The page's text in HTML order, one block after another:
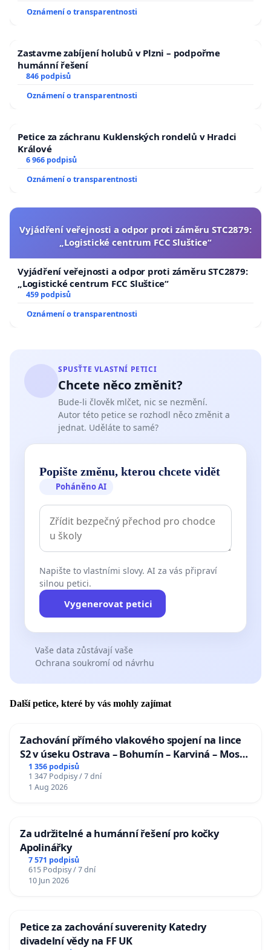
Oznámení o transparentnosti
Zastavme zabíjení holubů v Plzni – podpořme
humánní řešení
846 podpisů
Oznámení o transparentnosti
Petice za záchranu Kuklenských rondelů v Hradci
Králové
6 966 podpisů
Oznámení o transparentnosti
Vyjádření veřejnosti a odpor proti záměru STC2879:
„Logistické centrum FCC Sluštice“
Vyjádření veřejnosti a odpor proti záměru STC2879:
„Logistické centrum FCC Sluštice“
459 podpisů
Oznámení o transparentnosti
SPUSŤTE VLASTNÍ PETICI
Chcete něco změnit?
Bude-li člověk mlčet, nic se nezmění.
Autor této petice se rozhodl něco změnit a
jednat. Uděláte to samé?
Popište změnu, kterou chcete vidět
Poháněno AI
Napište to vlastními slovy. AI za vás připraví
silnou petici.
Vygenerovat petici
Vaše data zůstávají vaše
Ochrana soukromí od návrhu
Další petice, které by vás mohly zajímat
Zachování přímého vlakového spojení na lince
S2 v úseku Ostrava – Bohumín – Karviná – Mosty
u Jablunkova
1 356 podpisů
1 347 Podpisy / 7 dní
1 Aug 2026
Za udržitelné a humánní řešení pro kočky
Apolinářky
7 571 podpisů
615 Podpisy / 7 dní
10 Jun 2026
Petice za zachování suverenity Katedry
divadelní vědy na FF UK